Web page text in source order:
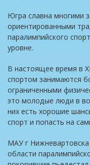
Югра славна многими
ориентированными
паралимпийского
уровне.
В настоящее время в
спортом занимаются
ограниченными
это молодые люди в
них есть хорошие
спорт и попасть на
МАУ г
области